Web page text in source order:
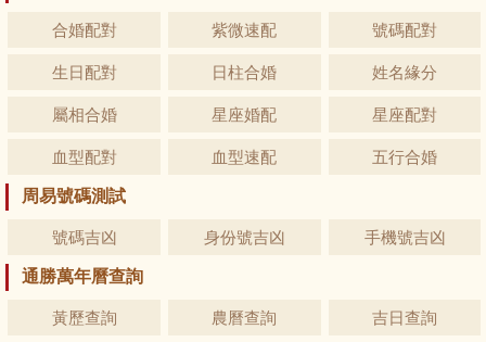
合婚配對 紫微速配 號碼配對
生日配對 日柱合婚 姓名緣分
屬相合婚 星座婚配 星座配對
血型配對 血型速配 五行合婚
周易號碼測試
號碼吉凶 身份號吉凶 手機號吉凶
通勝萬年曆查詢
黃歷查詢 農曆查詢 吉日查詢